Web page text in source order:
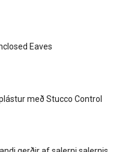
Eaves
með Stucco Control